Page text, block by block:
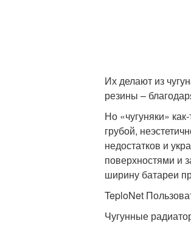
Их делают из
резины –
Но «чугуняки»
грубой,
недостатков и
поверхностями и
ширину батареи
TeploNet
Чугунные